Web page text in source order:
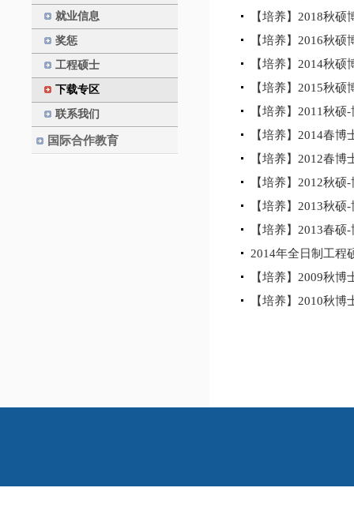
就业信息
奖惩
工程硕士
下载专区
联系我们
国际合作教育
【培养】2018秋
【培养】2016秋
【培养】2014秋
【培养】2015秋
【培养】2011秋
【培养】2014春
【培养】2012春
【培养】2012秋
【培养】2013秋
【培养】2013春
2014年全日制工程
【培养】2009秋
【培养】2010秋